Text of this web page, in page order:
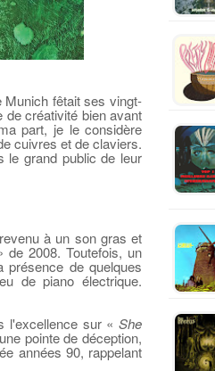
Munich fêtait ses vingt-
créativité bien avant
part, je le considère
cuivres et de claviers.
le grand public de leur
à un son gras et
2008. Toutefois, un
de quelques
de piano électrique.
l'excellence sur « She
pointe de déception,
années 90, rappelant